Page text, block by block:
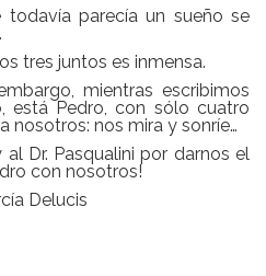
parecía un sueño se
tres juntos es inmensa.
mientras escribimos
está Pedro, con sólo cuatro
nosotros: nos mira y sonríe…
Dr. Pasqualini por darnos el
con nosotros!
Delucis